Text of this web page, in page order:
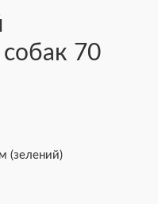
70
(зелений)